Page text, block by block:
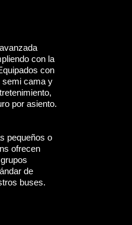
con la
con
semi cama y
por asiento.
pequeños o
ofrecen
de
buses.